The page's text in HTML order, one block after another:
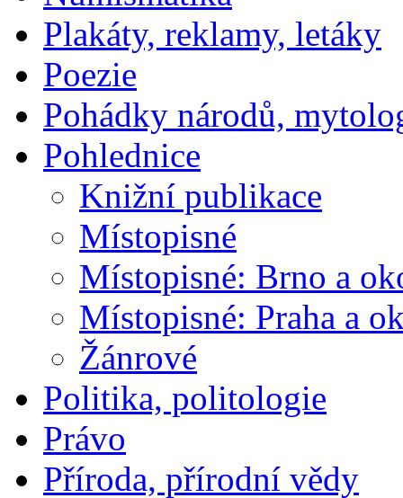
Plakáty, reklamy, letáky
Poezie
Pohádky národů,
Pohlednice
Knižní publikace
Místopisné
Místopisné: Brno a
Místopisné: Praha a
Žánrové
Politika, politologie
Právo
Příroda, přírodní vědy